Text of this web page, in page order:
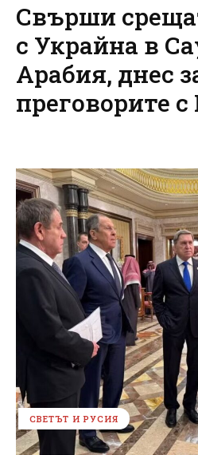
Свърши
с Украйна в
Арабия, днес
преговорите с
СВЕТЪТ И РУСИЯ